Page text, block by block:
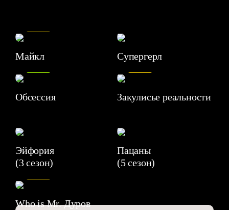
Майкл Супергерл
Обсессия
7.1
Закулисье реальности
Эйфория
(3 сезон)
Пацаны
(5 сезон)
Who is Mr. Дуров